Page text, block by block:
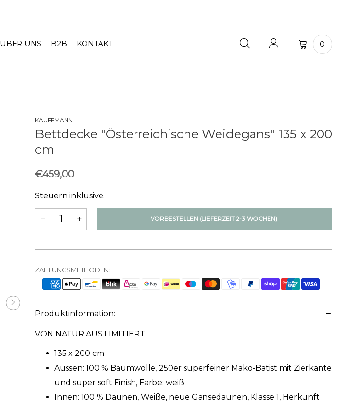
ÜBER UNS B2B KONTAKT 0
KAUFFMANN
Bettdecke "Österreichische Weidegans" 135 x 200
cm
€459,00
Steuern inklusive.
VORBESTELLEN (LIEFERZEIT 2-3 WOCHEN)
ZAHLUNGSMETHODEN:
Produktinformation:
VON NATUR AUS LIMITIERT
135 x 200 cm
Aussen: 100 % Baumwolle, 250er superfeiner Mako-Batist mit Zierkante
und super soft Finish, Farbe: weiß
Innen: 100 % Daunen, Weiße, neue Gänsedaunen, Klasse 1, Herkunft: